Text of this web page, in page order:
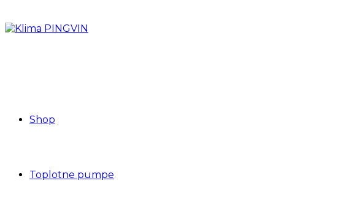
Shop
Toplotne pumpe